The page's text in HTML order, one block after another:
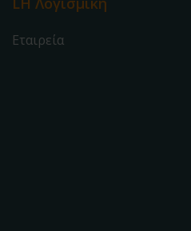
Εταιρεία